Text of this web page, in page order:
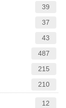
39
37
43
487
215
210
12